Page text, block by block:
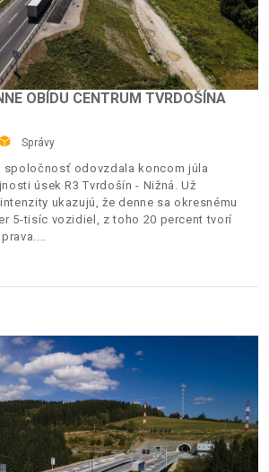
OBÍDU CENTRUM TVRDOŠÍNA
Správy
spoločnosť odovzdala koncom júla
úsek R3 Tvrdošín - Nižná. Už
ukazujú, že denne sa okresnému
5-tisíc vozidiel, z toho 20 percent tvorí